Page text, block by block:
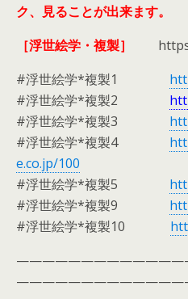
ク、見ることが出来ます。
［浮世絵学・複製］
#浮世絵学*複製1
#浮世絵学*複製2
#浮世絵学*複製3
#浮世絵学*複製4
e.co.jp/100
#浮世絵学*複製5
#浮世絵学*複製9
#浮世絵学*複製10